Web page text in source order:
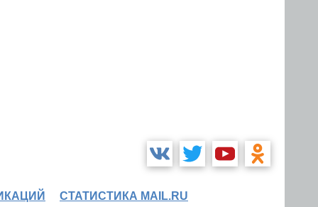
СТАТИСТИКА MAIL.RU